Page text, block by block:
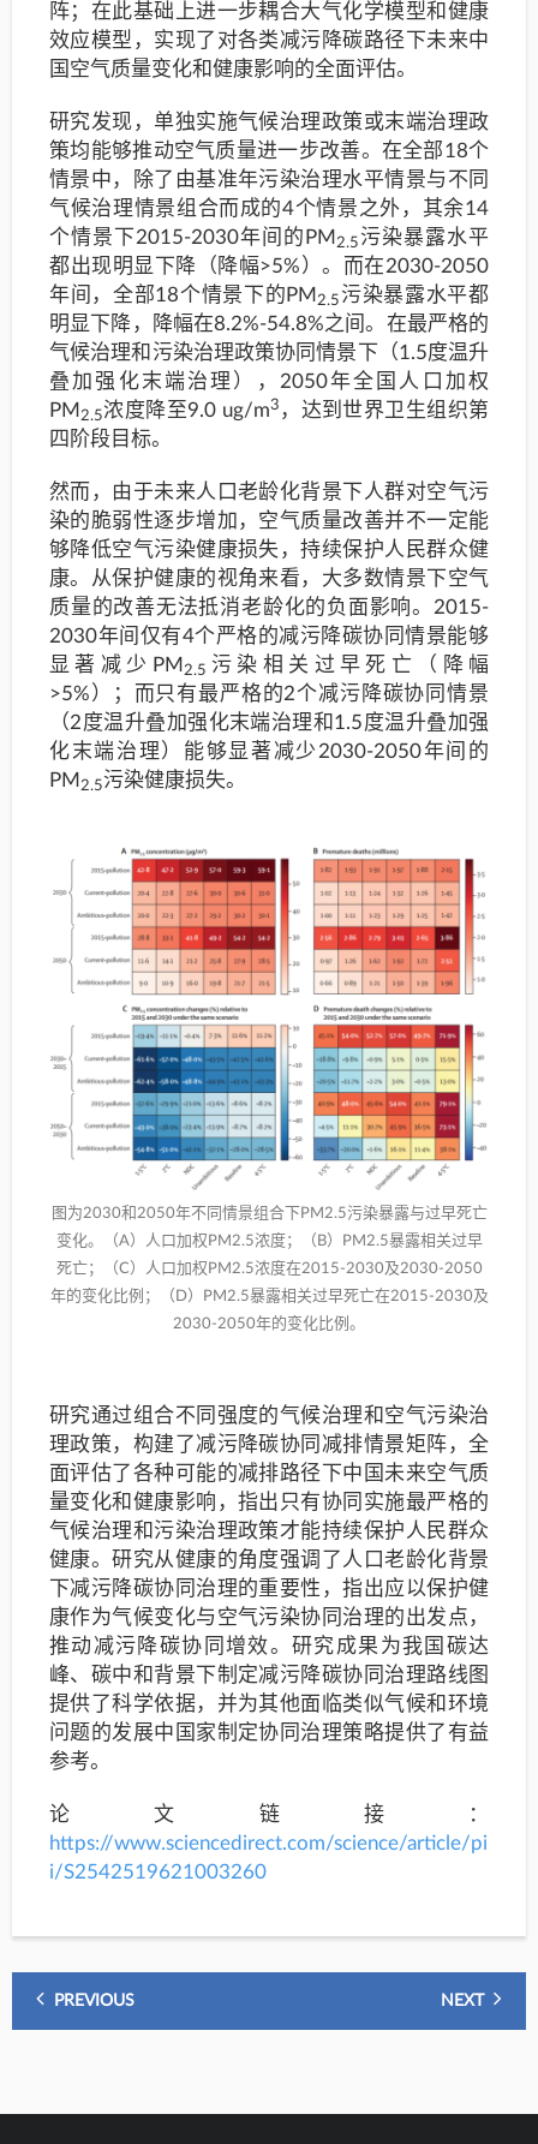
阵；在此基础上进一步耦合大气化学模型和健康
效应模型，实现了对各类减污降碳路径下未来中
国空气质量变化和健康影响的全面评估。
研究发现，单独实施气候治理政策或末端治理政
策均能够推动空气质量进一步改善。在全部18个
情景中，除了由基准年污染治理水平情景与不同
气候治理情景组合而成的4个情景之外，其余14
个情景下2015-2030年间的PM 2.5 污染暴露水平
都出现明显下降（降幅>5%）。而在2030-2050
年间，全部18个情景下的PM 2.5 污染暴露水平都
明显下降，降幅在8.2%-54.8%之间。在最严格的
气候治理和污染治理政策协同情景下（1.5度温升
叠加强化末端治理），2050年全国人口加权
PM 2.5浓度降至9.0 ug/m3 ，达到世界卫生组织第
四阶段目标。
然而，由于未来人口老龄化背景下人群对空气污
染的脆弱性逐步增加，空气质量改善并不一定能
够降低空气污染健康损失，持续保护人民群众健
康。从保护健康的视角来看，大多数情景下空气
质量的改善无法抵消老龄化的负面影响。2015-
2030年间仅有4个严格的减污降碳协同情景能够
显著减少PM 2.5 污染相关过早死亡（降幅
>5%）；而只有最严格的2个减污降碳协同情景
（2度温升叠加强化末端治理和1.5度温升叠加强
化末端治理）能够显著减少2030-2050年间的
PM 2.5污染健康损失。
图为2030和2050年不同情景组合下PM2.5污染暴露与过早死亡
变化。（A）人口加权PM2.5浓度；（B）PM2.5暴露相关过早
死亡；（C）人口加权PM2.5浓度在2015-2030及2030-2050
年的变化比例；（D）PM2.5暴露相关过早死亡在2015-2030及
2030-2050年的变化比例。
研究通过组合不同强度的气候治理和空气污染治
理政策，构建了减污降碳协同减排情景矩阵，全
面评估了各种可能的减排路径下中国未来空气质
量变化和健康影响，指出只有协同实施最严格的
气候治理和污染治理政策才能持续保护人民群众
健康。研究从健康的角度强调了人口老龄化背景
下减污降碳协同治理的重要性，指出应以保护健
康作为气候变化与空气污染协同治理的出发点，
推动减污降碳协同增效。研究成果为我国碳达
峰、碳中和背景下制定减污降碳协同治理路线图
提供了科学依据，并为其他面临类似气候和环境
问题的发展中国家制定协同治理策略提供了有益
参考。
论文链接：
https://www.sciencedirect.com/science/article/pi
i/S2542519621003260
PREVIOUS NEXT